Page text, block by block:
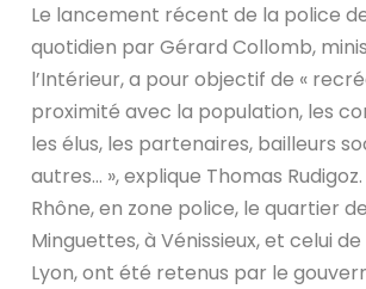
Le lancement récent de la police
quotidien par Gérard Collomb,
l’Intérieur, a pour objectif de «
proximité avec la population, les
les élus, les partenaires, bailleurs
autres… », explique Thomas
Rhône, en zone police, le quartier
Minguettes, à Vénissieux, et celui
Lyon, ont été retenus par le